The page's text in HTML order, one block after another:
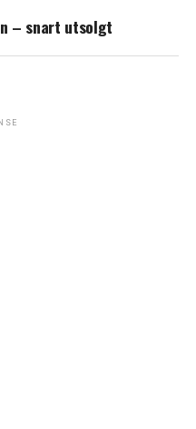
– snart utsolgt